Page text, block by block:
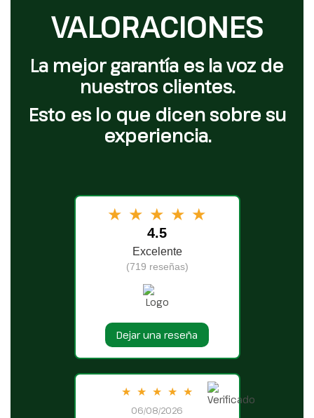
VALORACIONES
La mejor garantía es la voz de
nuestros clientes.
Esto es lo que dicen sobre su
experiencia.
★ ★ ★ ★ ★
4.5
Excelente
(719 reseñas)
Dejar una reseña
★ ★ ★ ★ ★
06/08/2026